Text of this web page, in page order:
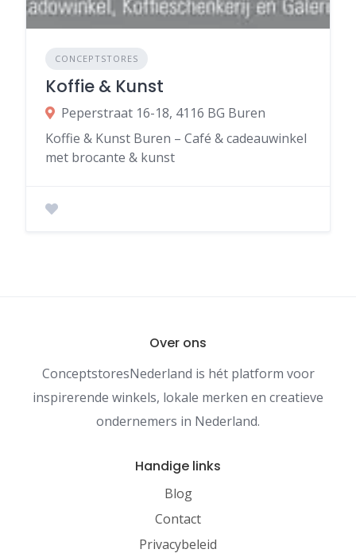
CONCEPTSTORES
Koffie & Kunst
Peperstraat 16-18, 4116 BG Buren
Koffie & Kunst Buren – Café & cadeauwinkel
met brocante & kunst
Over ons
ConceptstoresNederland is hét platform voor
inspirerende winkels, lokale merken en creatieve
ondernemers in Nederland.
Handige links
Blog
Contact
Privacybeleid